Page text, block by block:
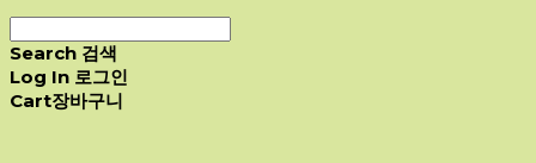
Search 검색
Log In 로그인
Cart장바구니